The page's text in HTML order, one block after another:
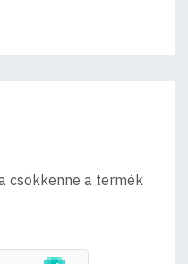
csökkenne a termék